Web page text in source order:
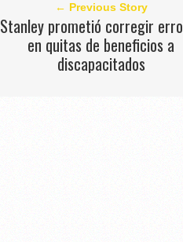
← Previous Story
Stanley prometió corregir
en quitas de beneficios a
discapacitados